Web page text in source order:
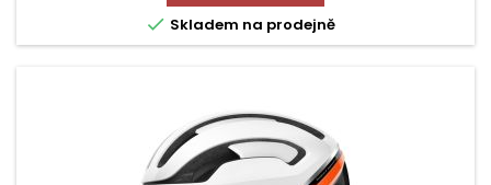
 Skladem na prodejně